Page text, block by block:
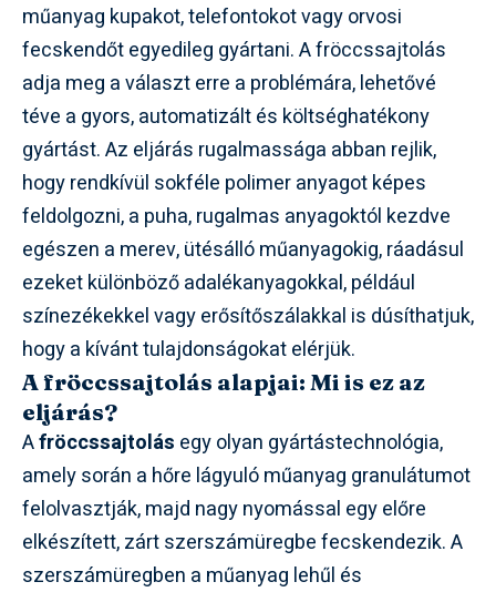
műanyag kupakot, telefontokot vagy orvosi
fecskendőt egyedileg gyártani. A fröccssajtolás
adja meg a választ erre a problémára, lehetővé
téve a gyors, automatizált és költséghatékony
gyártást. Az eljárás rugalmassága abban rejlik,
hogy rendkívül sokféle polimer anyagot képes
feldolgozni, a puha, rugalmas anyagoktól kezdve
egészen a merev, ütésálló műanyagokig, ráadásul
ezeket különböző adalékanyagokkal, például
színezékekkel vagy erősítőszálakkal is dúsíthatjuk,
hogy a kívánt tulajdonságokat elérjük.
A fröccssajtolás alapjai: Mi is ez az
eljárás?
Afröccssajtolás egy olyan gyártástechnológia,
amely során a hőre lágyuló műanyag granulátumot
felolvasztják, majd nagy nyomással egy előre
elkészített, zárt szerszámüregbe fecskendezik. A
szerszámüregben a műanyag lehűl és